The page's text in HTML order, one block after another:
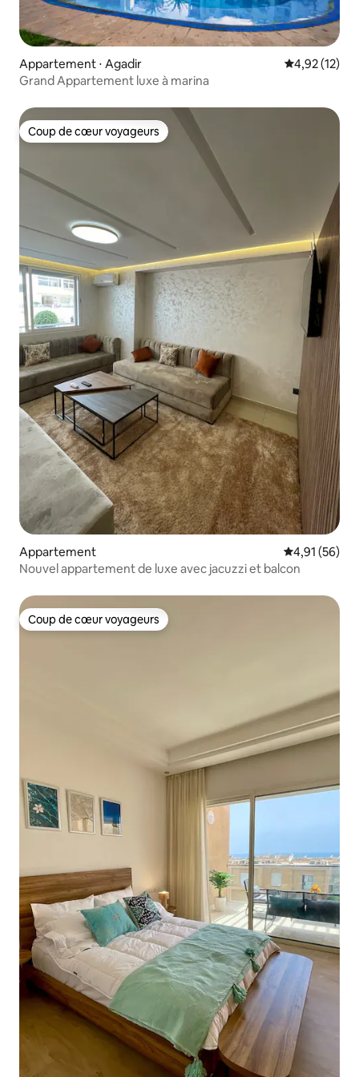
Appartement ⋅ Agadir Évaluation
4,92 (12)
Grand Appartement luxe à marina
Coup de cœur voyageurs
Coup de cœur voyageurs
Appartement Évaluation
4,91 (56)
Nouvel appartement de luxe avec jacuzzi et balcon
Coup de cœur voyageurs
Coup de cœur voyageurs